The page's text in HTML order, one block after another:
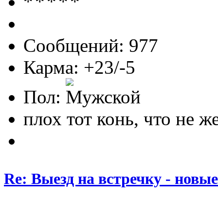
Сообщений: 977
Карма: +23/-5
Пол:
плох тот конь, что не
Re: Выезд на встречку -